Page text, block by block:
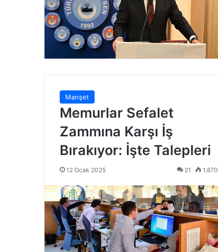
Manşet
Memurlar Sefalet
Zammına Karşı İş
Bırakıyor: İşte Talepleri
12 Ocak 2025 21 1.870